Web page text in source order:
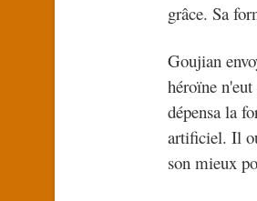
grâce. Sa
Goujian
héroïne
dépensa la
artificiel. Il
son mieux